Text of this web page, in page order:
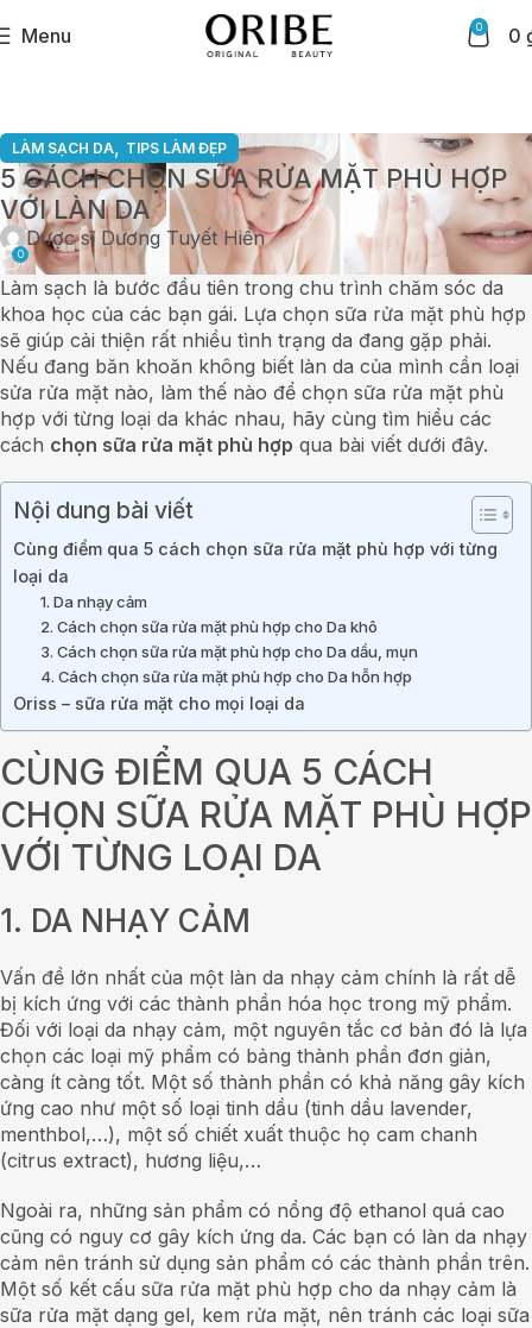
Menu 0 0
LÀM SẠCH DA, TIPS LÀM ĐẸP
5 CÁCH CHỌN SỮA RỬA MẶT PHÙ HỢP
VỚI LÀN DA
Dược sĩ Dương Tuyết Hiền
0
Làm sạch là bước đầu tiên trong chu trình chăm sóc da
khoa học của các bạn gái. Lựa chọn sữa rửa mặt phù hợp
sẽ giúp cải thiện rất nhiều tình trạng da đang gặp phải.
Nếu đang băn khoăn không biết làn da của mình cần loại
sửa rửa mặt nào, làm thế nào để chọn sữa rửa mặt phù
hợp với từng loại da khác nhau, hãy cùng tìm hiểu các
cách chọn sữa rửa mặt phù hợp qua bài viết dưới đây.
Nội dung bài viết
Cùng điểm qua 5 cách chọn sữa rửa mặt phù hợp với từng
loại da
1. Da nhạy cảm
2. Cách chọn sữa rửa mặt phù hợp cho Da khô
3. Cách chọn sữa rửa mặt phù hợp cho Da dầu, mụn
4. Cách chọn sữa rửa mặt phù hợp cho Da hỗn hợp
Oriss – sữa rửa mặt cho mọi loại da
CÙNG ĐIỂM QUA 5 CÁCH
CHỌN SỮA RỬA MẶT PHÙ HỢP
VỚI TỪNG LOẠI DA
1. DA NHẠY CẢM
Vấn đề lớn nhất của một làn da nhạy cảm chính là rất dễ
bị kích ứng với các thành phần hóa học trong mỹ phẩm.
Đối với loại da nhạy cảm, một nguyên tắc cơ bản đó là lựa
chọn các loại mỹ phẩm có bảng thành phần đơn giản,
càng ít càng tốt. Một số thành phần có khả năng gây kích
ứng cao như một số loại tinh dầu (tinh dầu lavender,
menthbol,…), một số chiết xuất thuộc họ cam chanh
(citrus extract), hương liệu,…
Ngoài ra, những sản phẩm có nồng độ ethanol quá cao
cũng có nguy cơ gây kích ứng da. Các bạn có làn da nhạy
cảm nên tránh sử dụng sản phẩm có các thành phần trên.
Một số kết cấu sữa rửa mặt phù hợp cho da nhạy cảm là
sữa rửa mặt dạng gel, kem rửa mặt, nên tránh các loại sữa